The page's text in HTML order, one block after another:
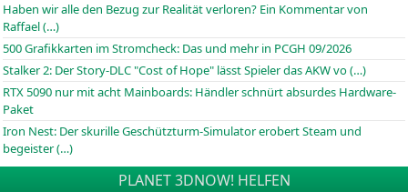
Haben wir alle den Bezug zur Realität verloren? Ein Kommentar von
Raffael (…)
500 Grafikkarten im Stromcheck: Das und mehr in PCGH 09/2026
Stalker 2: Der Story-DLC "Cost of Hope" lässt Spieler das AKW vo (…)
RTX 5090 nur mit acht Mainboards: Händler schnürt absurdes Hardware-
Paket
Iron Nest: Der skurille Geschützturm-Simulator erobert Steam und
begeister (…)
PLANET 3DNOW! HELFEN